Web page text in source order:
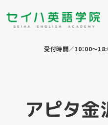
受付時間／10：00～
アピタ金